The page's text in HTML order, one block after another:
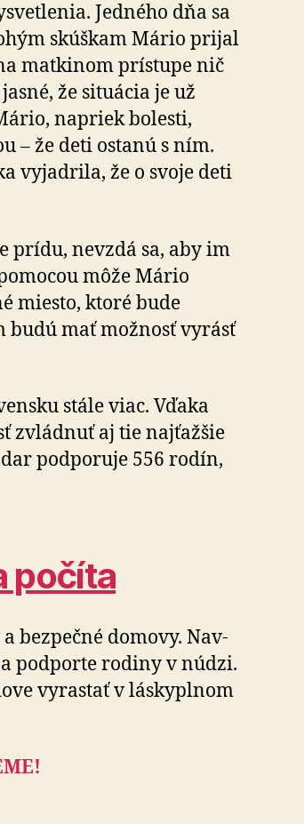
Jedného dňa sa
skúškam Mário prijal
matkinom prístupe nič
že situácia je už
napriek bolesti,
– že deti ostanú s ním.
vyjadrila, že o svoje deti
prídu, nevzdá sa, aby im
môže Mário
miesto, ktoré bude
budú mať možnosť vyrásť
stále viac. Vďaka
zvládnuť aj tie naj­ťaž­šie
pod­po­ru­je 556 rodín,
počíta
bezpečné domovy. Nav­
a pod­por­te ro­di­ny v núdzi.
vy­rastať v lásky­plnom